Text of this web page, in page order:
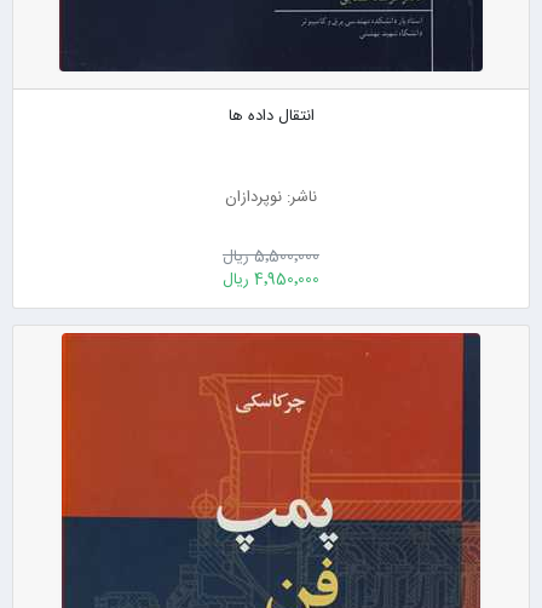
انتقال داده ها
ناشر: نوپردازان
5٬500٬000 ریال
4٬950٬000 ریال